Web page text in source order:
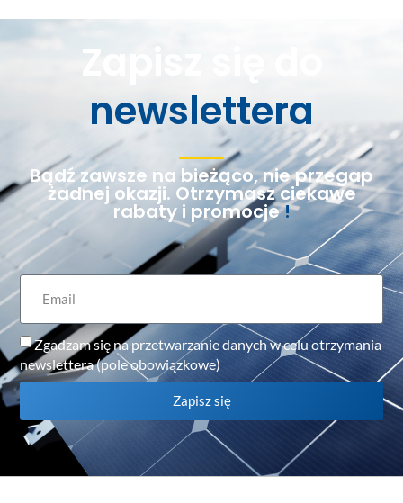
Zapisz się do
newslettera
Bądź zawsze na bieżąco, nie przegap
żadnej okazji. Otrzymasz ciekawe
rabaty i promocje!
Zgadzam się na przetwarzanie danych w celu otrzymania
newslettera (pole obowiązkowe)
Zapisz się